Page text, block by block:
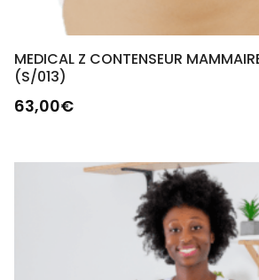
MEDICAL Z CONTENSEUR
(S/013)
63,00€